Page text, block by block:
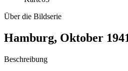
Über die Bildserie
Hamburg, Oktober
Beschreibung